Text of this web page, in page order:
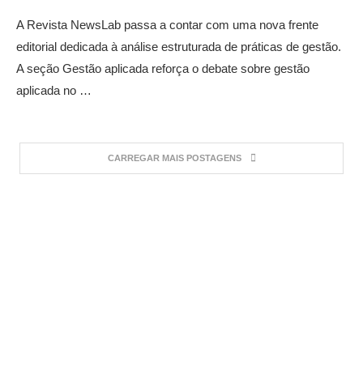
A Revista NewsLab passa a contar com uma nova frente
editorial dedicada à análise estruturada de práticas de gestão.
A seção Gestão aplicada reforça o debate sobre gestão
aplicada no …
CARREGAR MAIS POSTAGENS